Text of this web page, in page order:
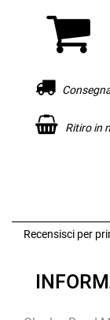
Ritiro in
Recensisci per